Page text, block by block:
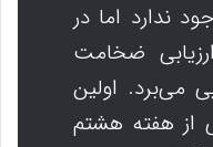
ندارد اما در
ضخامت
می‌برد. اولین
از هفته هشتم